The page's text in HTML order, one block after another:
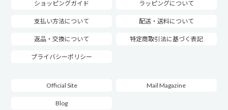
ショッピングガイド ラッピングについて
支払い方法について 配送・送料について
返品・交換について 特定商取引法に基づく表記
プライバシーポリシー
Official Site Mail Magazine
Blog